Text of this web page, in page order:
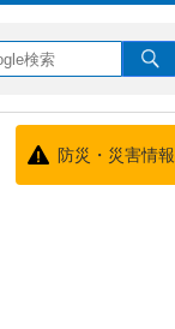
防災・災害情報